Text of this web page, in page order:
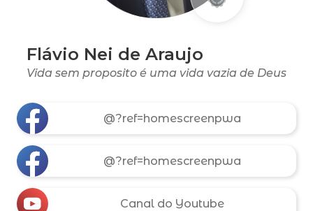
Flávio Nei de Araujo
Vida sem proposito é uma vida vazia de Deus
@?ref=homescreenpwa
@?ref=homescreenpwa
Canal do Youtube